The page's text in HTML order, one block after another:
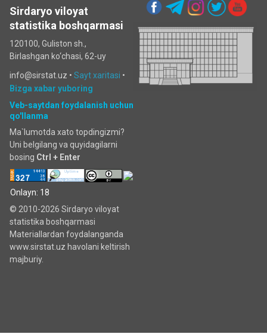
Sirdaryo viloyat
statistika boshqarmasi
120100, Guliston sh.,
Birlashgan ko‘chаsi, 62-uy
info@sirstat.uz • Sayt xaritasi •
Bizga xabar yuboring
Veb-saytdan foydalanish uchun
qo'llanma
Ma`lumotda xato topdingizmi?
Uni belgilang va quyidagilarni
bosing Ctrl + Enter
Onlayn: 18
© 2010-2026 Sirdaryo viloyat
statistika boshqarmasi
Materiallardan foydalanganda
www.sirstat.uz havolani keltirish
majburiy.